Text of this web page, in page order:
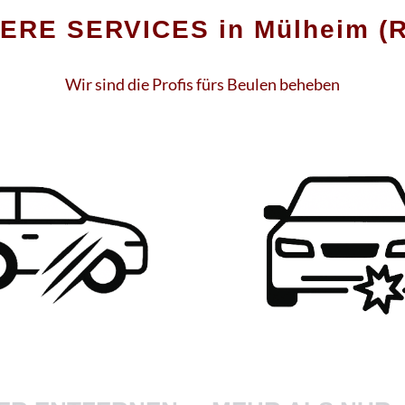
SERVICES in Mülheim
Wir sind die Profis fürs Beulen beheben